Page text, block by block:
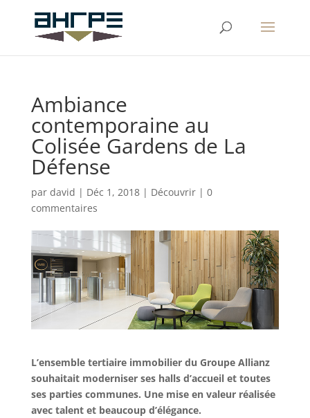
Ambiance
contemporaine au
Colisée Gardens de La
Défense
par david | Déc 1, 2018| Découvrir| 0
commentaires
L’ensemble tertiaire immobilier du Groupe Allianz
souhaitait moderniser ses halls d’accueil et toutes
ses parties communes. Une mise en valeur réalisée
avec talent et beaucoup d’élégance.